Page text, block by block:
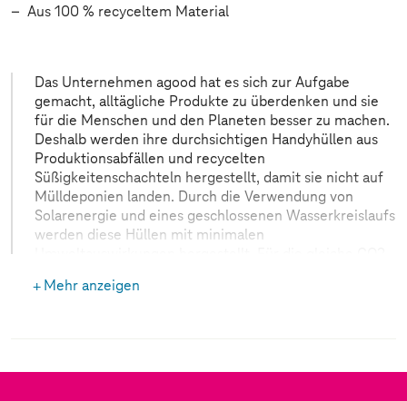
Aus 100 % recyceltem Material
Das Unternehmen agood hat es sich zur Aufgabe
gemacht, alltägliche Produkte zu überdenken und sie
für die Menschen und den Planeten besser zu machen.
Deshalb werden ihre durchsichtigen Handyhüllen aus
Produktionsabfällen und recycelten
Süßigkeitenschachteln hergestellt, damit sie nicht auf
Mülldeponien landen. Durch die Verwendung von
Solarenergie und eines geschlossenen Wasserkreislaufs
werden diese Hüllen mit minimalen
Kunststoffhülle verursacht, können in Schweden bis zu
Materialien für die künftige Produktion verwenden,
Mehr anzeigen